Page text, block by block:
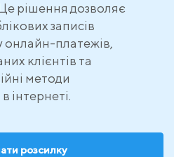
рішення дозволяє
записів
онлайн-платежів,
клієнтів та
методи
інтернеті.
розсилку